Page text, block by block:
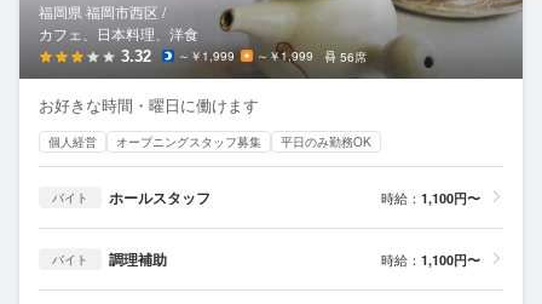
福岡県 福岡市西区 /
カフェ、日本料理、洋食
3.32 ～￥1,999 ～￥1,999 56席
お好きな時間・曜日に働けます
個人経営 オープニングスタッフ募集 平日のみ勤務OK
バイト ホールスタッフ 時給： 1,100円〜
バイト 調理補助 時給： 1,100円〜